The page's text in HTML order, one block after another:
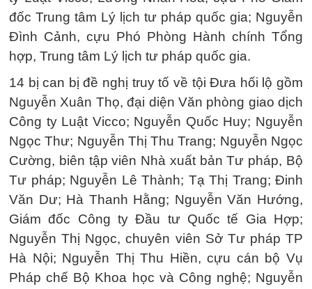
đốc Trung tâm Lý lịch tư pháp quốc gia; Nguyễn
Đình Cảnh, cựu Phó Phòng Hành chính Tổng
hợp, Trung tâm Lý lịch tư pháp quốc gia.
14 bị can bị đề nghị truy tố về tội Đưa hối lộ gồm
Nguyễn Xuân Thọ, đại diện Văn phòng giao dịch
Công ty Luật Vicco; Nguyễn Quốc Huy; Nguyễn
Ngọc Thư; Nguyễn Thị Thu Trang; Nguyễn Ngọc
Cường, biên tập viên Nhà xuất bản Tư pháp, Bộ
Tư pháp; Nguyễn Lê Thành; Tạ Thị Trang; Đinh
Văn Dư; Hà Thanh Hằng; Nguyễn Văn Hướng,
Giám đốc Công ty Đầu tư Quốc tế Gia Hợp;
Nguyễn Thị Ngọc, chuyên viên Sở Tư pháp TP
Hà Nội; Nguyễn Thị Thu Hiền, cựu cán bộ Vụ
Pháp chế Bộ Khoa học và Công nghệ; Nguyễn